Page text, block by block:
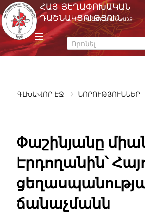
Skip
to
content
m
e
n
u
ՀԱՅ ՅԵՂԱՓՈԽԱԿԱՆ
ԴԱՇՆԱԿՑՈՒԹՅՈՒՆ
ՊԱՇՏՈՆԱԿԱՆ ԿԱՅՔ
ԳԼԽԱՎՈՐ ԷՋ ՆՈՐՈՒԹՅՈՒՆՆԵՐ
Փաշինյանը
Էրդողանին՝
ճանաչմանն